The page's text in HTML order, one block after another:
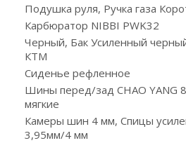
Подушка руля, Ручка газа
Карбюратор NIBBI PWK32
Черный, Бак Усиленный
КТМ
Сиденье рефленное
Шины перед/зад CHAO YANG
мягкие
Камеры шин 4 мм, Спицы
3,95мм/4 мм